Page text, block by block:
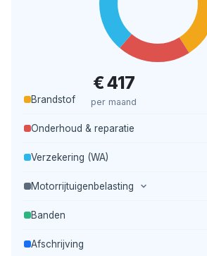
€ 417
per maand
Brandstof
Onderhoud & reparatie
Verzekering (WA)
Motorrijtuigenbelasting
Banden
Afschrijving